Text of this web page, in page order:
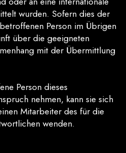
wurden. Sofern dies der
Person im Übrigen
über die geeigneten
mit der Übermittlung
Person dieses
nehmen, kann sie sich
Mitarbeiter des für die
wenden.